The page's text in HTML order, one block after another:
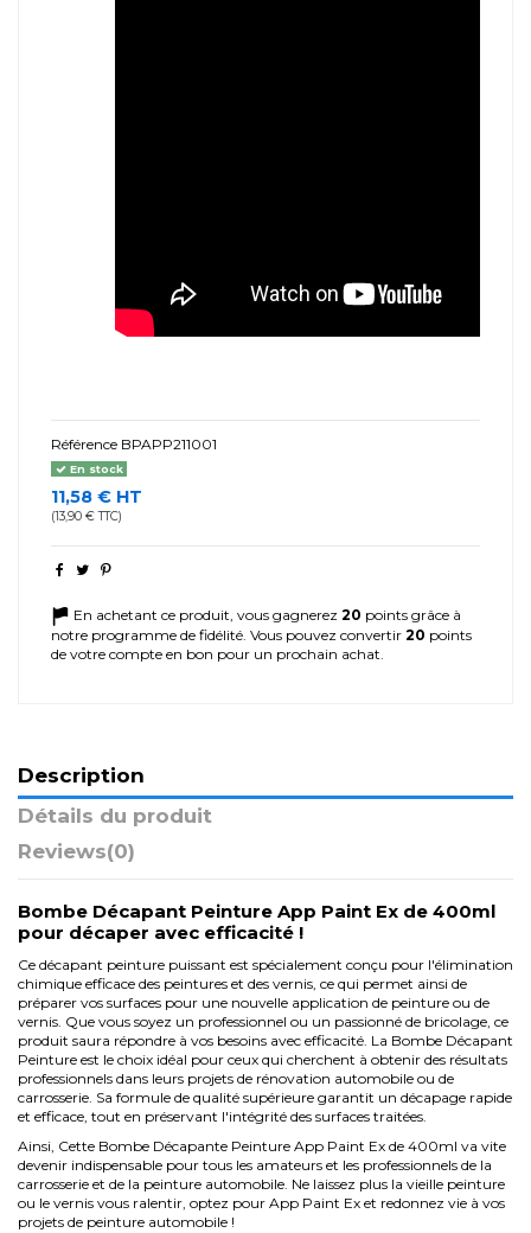
Référence BPAPP211001
En stock
11,58 € HT
(13,90 € TTC)
En achetant ce produit, vous gagnerez 20 points grâce à
notre programme de fidélité. Vous pouvez convertir 20 points
de votre compte en bon pour un prochain achat.
Description
Détails du produit
Reviews(0)
Bombe Décapant Peinture App Paint Ex de 400ml
pour décaper avec efficacité !
Ce décapant peinture puissant est spécialement conçu pour l'élimination
chimique efficace des peintures et des vernis, ce qui permet ainsi de
préparer vos surfaces pour une nouvelle application de peinture ou de
vernis. Que vous soyez un professionnel ou un passionné de bricolage, ce
produit saura répondre à vos besoins avec efficacité. La Bombe Décapant
Peinture est le choix idéal pour ceux qui cherchent à obtenir des résultats
professionnels dans leurs projets de rénovation automobile ou de
carrosserie. Sa formule de qualité supérieure garantit un décapage rapide
et efficace, tout en préservant l'intégrité des surfaces traitées.
Ainsi, Cette Bombe Décapante Peinture App Paint Ex de 400ml va vite
devenir indispensable pour tous les amateurs et les professionnels de la
carrosserie et de la peinture automobile. Ne laissez plus la vieille peinture
ou le vernis vous ralentir, optez pour App Paint Ex et redonnez vie à vos
projets de peinture automobile !